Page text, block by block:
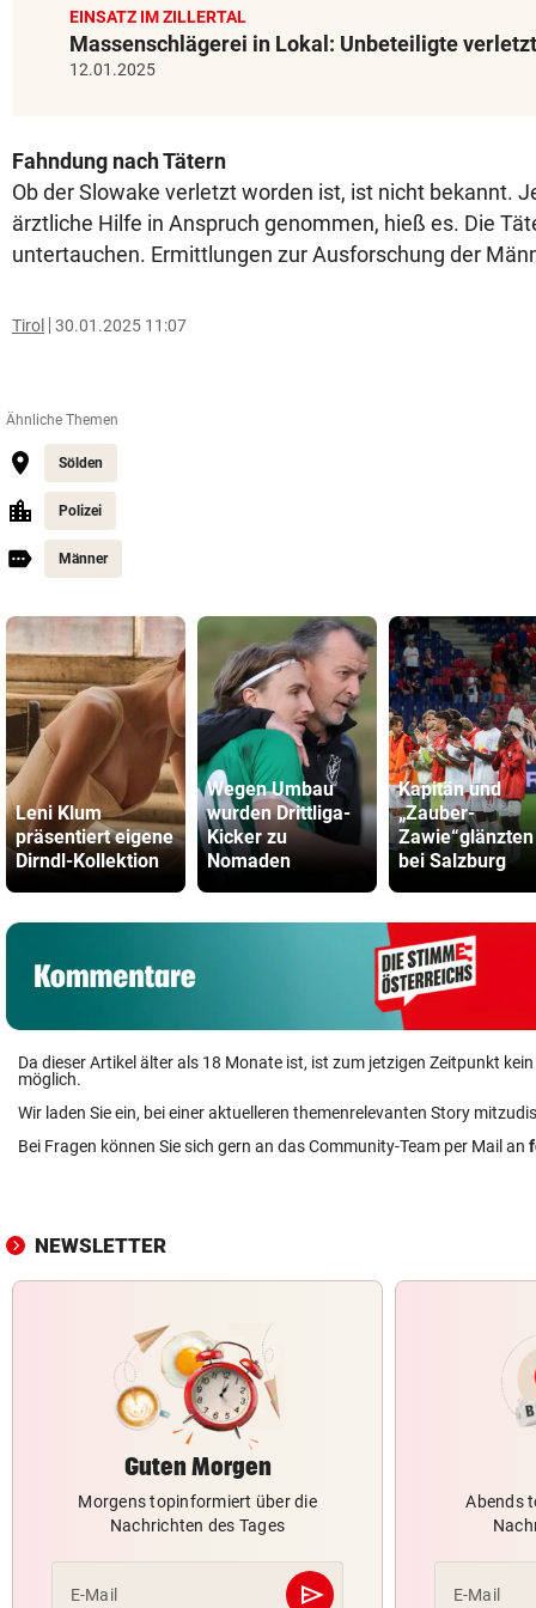
EINSATZ IM ZILLERTAL
Massenschlägerei in Lokal: Unbeteiligte verletzt
12.01.2025
Fahndung nach Tätern
Ob der Slowake verletzt worden ist, ist nicht bekannt.
ärztliche Hilfe in Anspruch genommen, hieß es. Die
untertauchen. Ermittlungen zur Ausforschung der
Tirol 30.01.2025 11:07
Ähnliche Themen
Sölden
Polizei
Männer
Leni Klum
präsentiert eigene
Dirndl-Kollektion
Wegen Umbau
wurden Drittliga-
Kicker zu
Nomaden
Kapitän und
„Zauber-
Zawie“glänzten
bei Salzburg
Da dieser Artikel älter als 18 Monate ist, ist zum jetzigen Zeitpunkt
möglich.
Wir laden Sie ein, bei einer aktuelleren themenrelevanten Story
Bei Fragen können Sie sich gern an das Community-Team per Mail an
NEWSLETTER
Guten Morgen
Morgens topinformiert über die
Nachrichten des Tages
E-Mail send
Abschicken
Abends
E-Mail